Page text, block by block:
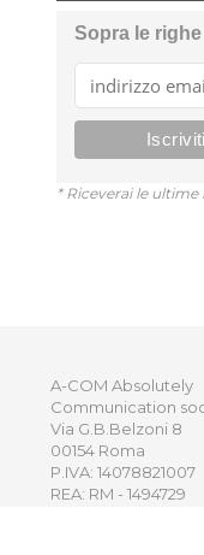
Sopra le righe
* Riceverai le ultime
A-COM Absolutely
Communication
Via G.B.Belzoni 8
00154 Roma
P.IVA: 14078821007
REA: RM - 1494729